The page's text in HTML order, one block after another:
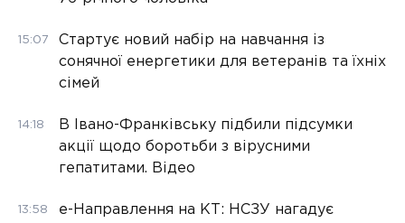
15:07
Стартує новий набір на навчання із
сонячної енергетики для ветеранів та їхніх
сімей
14:18
В Івано-Франківську підбили підсумки
акції щодо боротьби з вірусними
гепатитами. Відео
13:58
е-Направлення на КТ: НСЗУ нагадує